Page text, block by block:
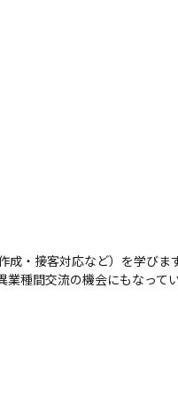
・接客対応など）を学びます
種間交流の機会にもなってい